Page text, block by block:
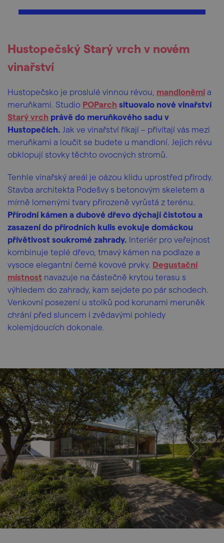
Hustopečský Starý vrch v novém
vinařství
Hustopečsko je proslulé vinnou révou, mandloněmi a
meruňkami. Studio POParch situovalo nové vinařství
Starý vrch právě do meruňkového sadu v
Hustopečích. Jak ve vinařství říkají – přivítají vás mezi
meruňkami a loučit se budete u mandloní. Jejich révu
obklopují stovky těchto ovocných stromů.
Tenhle vinařský areál je oázou klidu uprostřed přírody.
Stavba architekta Podešvy s betonovým skeletem a
mírně lomenými tvary přirozeně vyrůstá z terénu.
Přírodní kámen a dubové dřevo dýchají čistotou a
zasazení do přírodních kulis evokuje domáckou
přívětivost soukromé zahrady. Interiér pro veřejnost
kombinuje teplé dřevo, tmavý kámen na podlaze a
vysoce elegantní černé kovové prvky. Degustační
místnost navazuje na částečně krytou terasu s
výhledem do zahrady, kam sejdete po pár schodech.
Venkovní posezení u stolků pod korunami meruněk
chrání před sluncem i zvědavými pohledy
kolemjdoucích dokonale.